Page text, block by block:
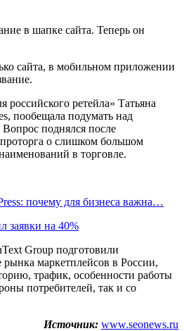
сайта, в мобильном приложении
ретейла» Татьяна
пообещала подумать над
поднялся после
о слишком большом
в торговле.
почему для бизнеса важна…
заявки на 40%
Group подготовили
маркетплейсов в России,
трафик, особенности работы
потребителей, так и со
Источник: www.seonews.ru